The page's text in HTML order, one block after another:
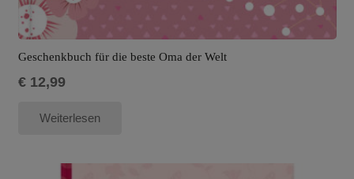
Geschenkbuch für die beste Oma der Welt
€12,99
Weiterlesen